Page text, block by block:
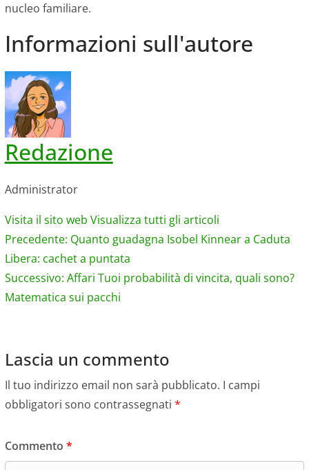
nucleo familiare.
Informazioni sull'autore
Redazione
Administrator
Visita il sito web Visualizza tutti gli articoli
Navigazione
articolo
Precedente: Quanto guadagna Isobel Kinnear a Caduta
Libera: cachet a puntata
Successivo: Affari Tuoi probabilità di vincita, quali sono?
Matematica sui pacchi
Lascia un commento
Il tuo indirizzo email non sarà pubblicato. I campi
obbligatori sono contrassegnati *
Commento *